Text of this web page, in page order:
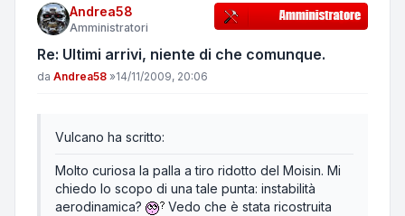
Andrea58
Amministratori
Re: Ultimi arrivi, niente di che comunque.
Messaggio
da Andrea58 »14/11/2009, 20:06
Vulcano ha scritto:
Molto curiosa la palla a tiro ridotto del Moisin. Mi
chiedo lo scopo di una tale punta: instabilità
aerodinamica?
Vedo che è stata ricostruita